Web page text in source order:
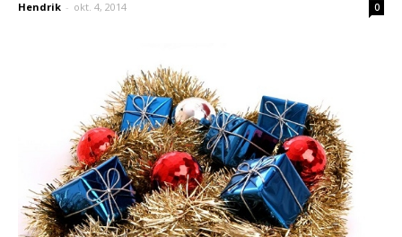
Hendrik - okt. 4, 2014 0